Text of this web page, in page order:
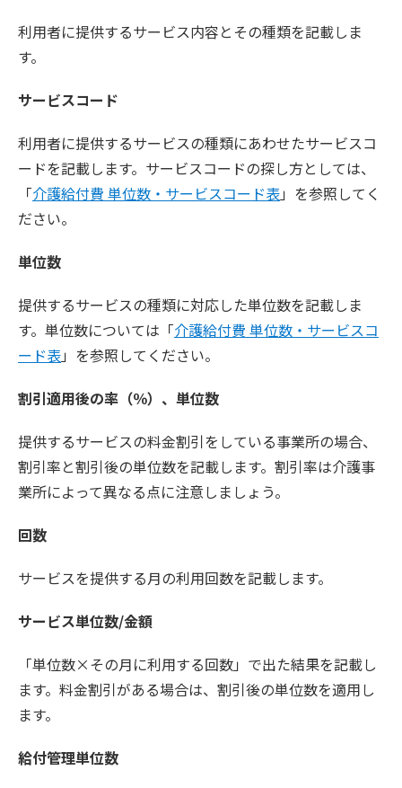
利用者に提供するサービス内容とその種類を記載しま
す。
サービスコード
利用者に提供するサービスの種類にあわせたサービスコ
ードを記載します。サービスコードの探し方としては、
「介護給付費 単位数・サービスコード表」を参照してく
ださい。
単位数
提供するサービスの種類に対応した単位数を記載しま
す。単位数については「介護給付費 単位数・サービスコ
ード表」を参照してください。
割引適用後の率（％）、単位数
提供するサービスの料金割引をしている事業所の場合、
割引率と割引後の単位数を記載します。割引率は介護事
業所によって異なる点に注意しましょう。
回数
サービスを提供する月の利用回数を記載します。
サービス単位数/金額
「単位数×その月に利用する回数」で出た結果を記載し
ます。料金割引がある場合は、割引後の単位数を適用し
ます。
給付管理単位数